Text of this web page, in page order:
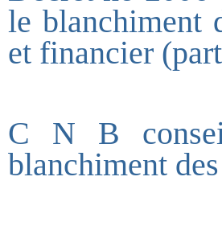
le blanchiment
et financier
C N B
blanchiment